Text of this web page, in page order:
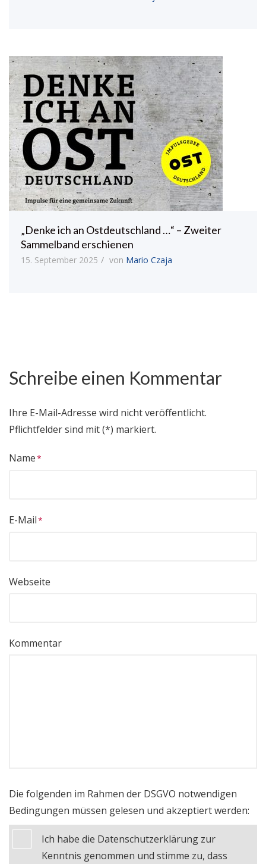
„Denke ich an Ostdeutschland …“ – Zweiter
Sammelband erschienen
15. September 2025 von Mario Czaja
Schreibe einen Kommentar
Ihre E-Mail-Adresse wird nicht veröffentlicht.
Pflichtfelder sind mit (*) markiert.
Name
E-Mail
Webseite
Kommentar
Die folgenden im Rahmen der DSGVO notwendigen
Bedingungen müssen gelesen und akzeptiert werden:
Ich habe die Datenschutzerklärung zur
Kenntnis genommen und stimme zu, dass